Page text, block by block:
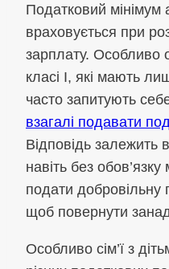
Податковий мінімум
враховується при
зарплату. Особливо
класі I, які мають
часто запитують
взагалі подавати
Відповідь залежить
навіть без
подати добровільну
щоб повернути
Особливо сім’ї з